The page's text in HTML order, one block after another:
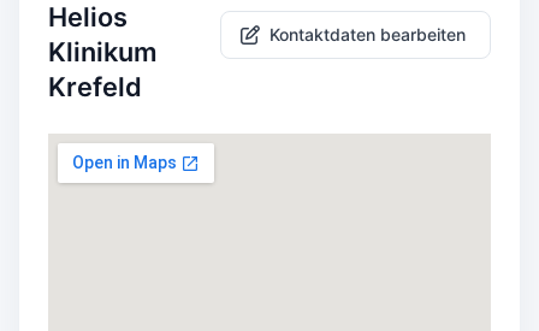
Helios
Klinikum
Krefeld
Kontaktdaten bearbeiten